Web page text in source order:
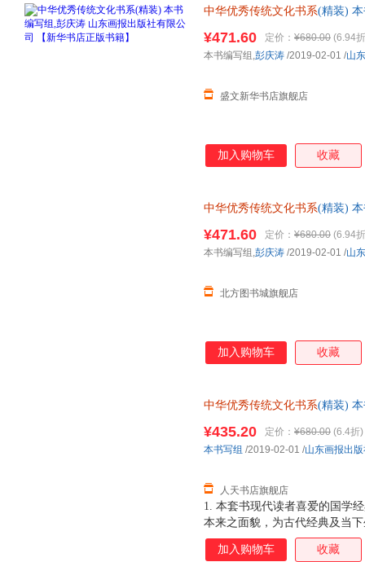
中华优秀传统文化书系(精装)
¥471.60 定价： ¥680.00 (6.94
盛文新华书店旗舰店
本书编写组,彭庆涛 /2019-02-01 /山
加入购物车 收藏
中华优秀传统文化书系(精装)
仓就近发货 85%城市次日送达！
¥471.60 定价： ¥680.00 (6.94
北方图书城旗舰店
本书编写组,彭庆涛 /2019-02-01 /山
加入购物车 收藏
中华优秀传统文化书系(精装)
1. 本套书现代读者喜爱的国学
本来之面貌，为古代经典及当
阅读的通识国学经典读本。 2.
团队，研究成果丰硕，校注不
¥435.20 定价： ¥680.00 (6.4折)
人天书店旗舰店
本书写组 /2019-02-01 /山东画报出
加入购物车 收藏